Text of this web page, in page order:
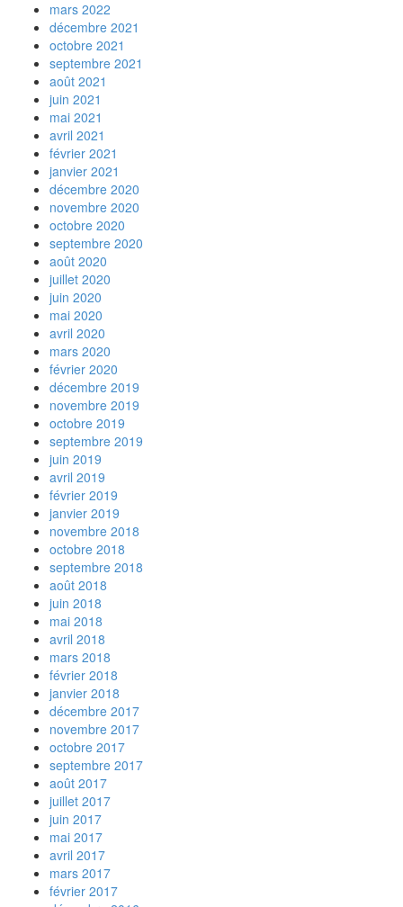
mars 2022
décembre 2021
octobre 2021
septembre 2021
août 2021
juin 2021
mai 2021
avril 2021
février 2021
janvier 2021
décembre 2020
novembre 2020
octobre 2020
septembre 2020
août 2020
juillet 2020
juin 2020
mai 2020
avril 2020
mars 2020
février 2020
décembre 2019
novembre 2019
octobre 2019
septembre 2019
juin 2019
avril 2019
février 2019
janvier 2019
novembre 2018
octobre 2018
septembre 2018
août 2018
juin 2018
mai 2018
avril 2018
mars 2018
février 2018
janvier 2018
décembre 2017
novembre 2017
octobre 2017
septembre 2017
août 2017
juillet 2017
juin 2017
mai 2017
avril 2017
mars 2017
février 2017